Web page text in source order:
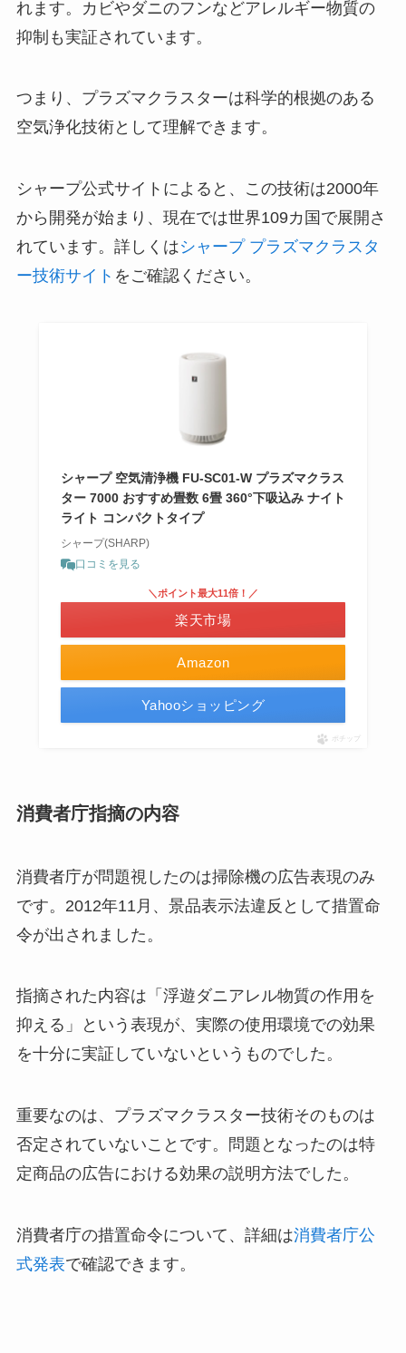
れます。カビやダニのフンなどアレルギー物質の
抑制も実証されています。
つまり、プラズマクラスターは科学的根拠のある
空気浄化技術として理解できます。
シャープ公式サイトによると、この技術は2000年
から開発が始まり、現在では世界109カ国で展開さ
れています。詳しくはシャープ プラズマクラスタ
ー技術サイト をご確認ください。
シャープ 空気清浄機 FU-SC01-W プラズマクラス
ター 7000 おすすめ畳数 6畳 360°下吸込み ナイト
ライト コンパクトタイプ
シャープ(SHARP)
口コミを見る
Amazon
＼ポイント最大11倍！／
楽天市場
Yahooショッピング
ポチップ
消費者庁指摘の内容
消費者庁が問題視したのは掃除機の広告表現のみ
です。2012年11月、景品表示法違反として措置命
令が出されました。
指摘された内容は「浮遊ダニアレル物質の作用を
抑える」という表現が、実際の使用環境での効果
を十分に実証していないというものでした。
重要なのは、プラズマクラスター技術そのものは
否定されていないことです。問題となったのは特
定商品の広告における効果の説明方法でした。
消費者庁の措置命令について、詳細は消費者庁公
式発表で確認できます。